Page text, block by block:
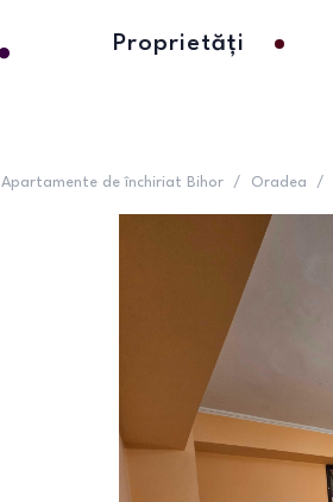
Proprietăți
Apartamente de închiriat Bihor / Oradea /